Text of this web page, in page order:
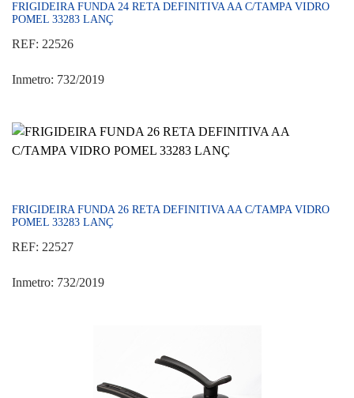
FRIGIDEIRA FUNDA 24 RETA DEFINITIVA AA C/TAMPA VIDRO
POMEL 33283 LANÇ
REF: 22526
Inmetro: 732/2019
FRIGIDEIRA FUNDA 26 RETA DEFINITIVA AA C/TAMPA VIDRO
POMEL 33283 LANÇ
REF: 22527
Inmetro: 732/2019